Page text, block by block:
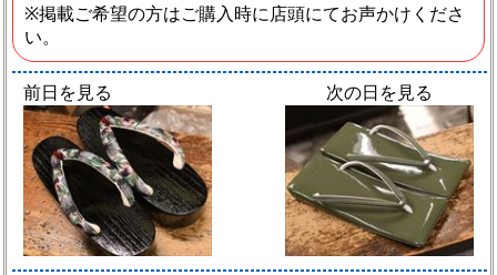
※掲載ご希望の方はご購入時に店頭にてお声かけくださ
い。
前日を見る 次の日を見る